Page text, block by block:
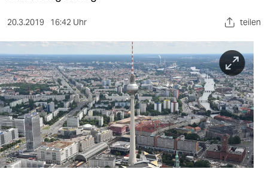
kultur
sport
berlin
nord
wahrheit
verlag
20.3.2019 16:42 Uhr teilen